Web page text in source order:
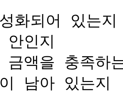
화되어 있는지
인지
액을 충족하
남아 있는지